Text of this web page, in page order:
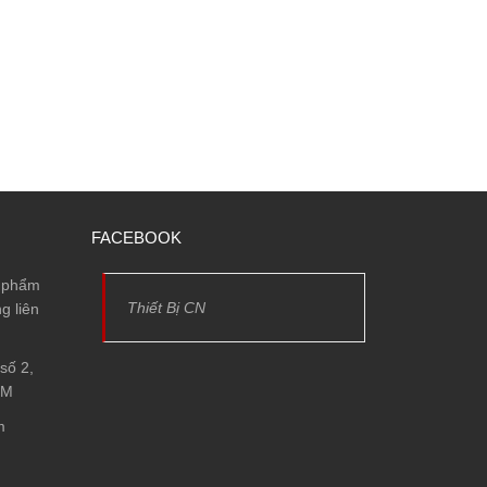
liên
2,
FACEBOOK
Thiết Bị CN